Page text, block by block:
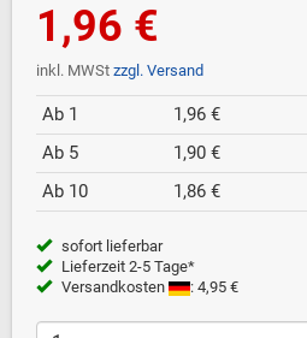
1,96 €
inkl. MWSt zzgl. Versand
Ab 1
1,96 €
Ab 5
1,90 €
Ab 10 1,86 €
sofort lieferbar
Lieferzeit 2-5 Tage*
Versandkosten
: 4,95 €